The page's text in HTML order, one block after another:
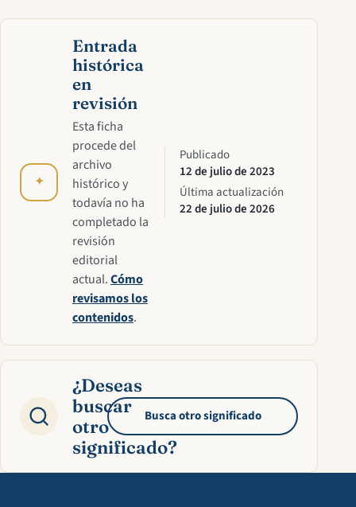
✦
Entrada
histórica
en
revisión
Esta ficha
procede del
archivo
histórico y
todavía no ha
completado la
revisión
editorial
actual.Cómo
revisamos los
contenidos.
Publicado
12 de julio de 2023
Última actualización
22 de julio de 2026
¿Deseas
buscar
otro
significado?
Busca otro significado